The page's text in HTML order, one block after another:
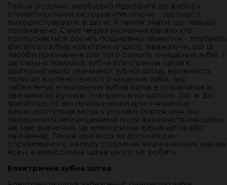
Також розумно необхідно підходити до вибору
стоматологічних інструментів гігієни – що варто
використовувати, а що ні. А також знати, що навіщо
призначено. Саме через незнання багато хто
припускається досить поширеної помилки – плутають
іригатор і зубну електричну щітку, вважаючи, що ці
засоби призначені для того самого: очищення зубів. І
це сильна помилка: зубна електрична щітка є
альтернативою звичайної зубної щітки, відмінність
полягає в інтенсивності очищення зубів, яку
забезпечує електрична зубна щітка в порівнянні зі
звичайною ручною (мануальною) щіткою. Що ж до
іригатора, то він призначений для очищення
важкодоступних місць у ротовій порожнині, які
залишилися неочищеними після використання щітки
не має значення, це електрична зубна щітка або
звичайна). Також іригатор за допомогою
спрямованого напору струменя види виконує масаж
ясен, а електрична щітка цього не робить
Електрична зубна щітка